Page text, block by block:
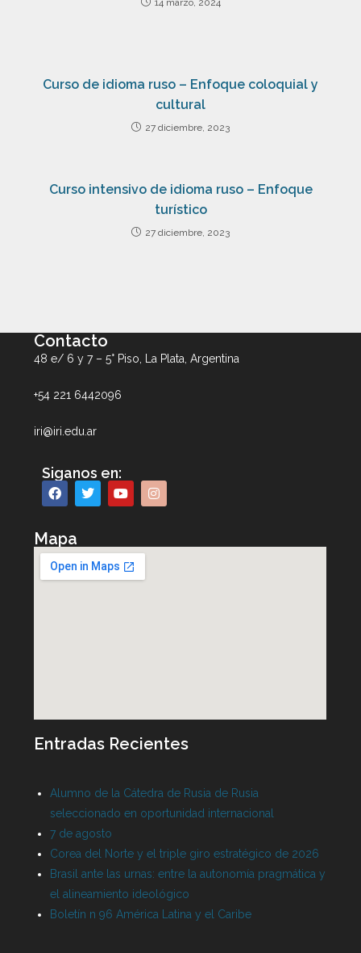
Curso de idioma ruso – Enfoque coloquial y
cultural
27 diciembre, 2023
Curso intensivo de idioma ruso – Enfoque
turístico
27 diciembre, 2023
Contacto
48 e/ 6 y 7 – 5° Piso, La Plata, Argentina
+54 221 6442096
iri@iri.edu.ar
Siganos en:
Mapa
Entradas Recientes
Alumno de la Cátedra de Rusia de Rusia
seleccionado en oportunidad internacional
7 de agosto
Corea del Norte y el triple giro estratégico de 2026
Brasil ante las urnas: entre la autonomía pragmática y
el alineamiento ideológico
Boletín n 96 América Latina y el Caribe